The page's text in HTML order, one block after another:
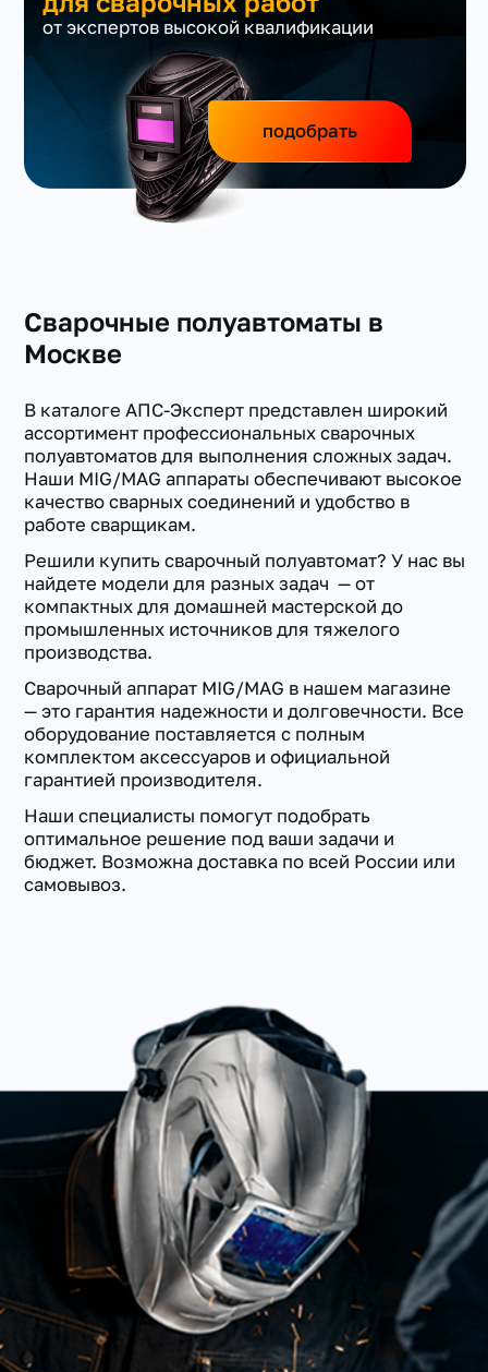
от экспертов высокой квалификации
подобрать
Сварочные полуавтоматы в
Москве
В каталоге АПС-Эксперт представлен широкий
ассортимент профессиональных сварочных
полуавтоматов для выполнения сложных задач.
Наши MIG/MAG аппараты обеспечивают высокое
качество сварных соединений и удобство в
работе сварщикам.
Решили купить сварочный полуавтомат? У нас вы
найдете модели для разных задач — от
компактных для домашней мастерской до
промышленных источников для тяжелого
производства.
Сварочный аппарат MIG/MAG в нашем магазине
— это гарантия надежности и долговечности. Все
оборудование поставляется с полным
комплектом аксессуаров и официальной
гарантией производителя.
Наши специалисты помогут подобрать
оптимальное решение под ваши задачи и
бюджет. Возможна доставка по всей России или
самовывоз.